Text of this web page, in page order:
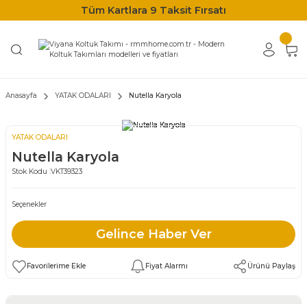
Tüm Kartlara 9 Taksit Fırsatı
Anasayfa YATAK ODALARI Nutella Karyola
YATAK ODALARI
Nutella Karyola
Stok Kodu :VKT39323
Seçenekler
Gelince Haber Ver
Fiyat Alarmı Ürünü Paylaş